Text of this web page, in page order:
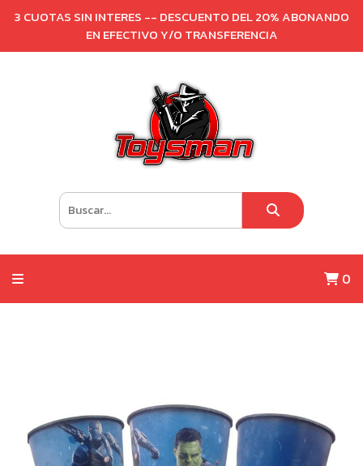
3 CUOTAS SIN INTERES -- DESCUENTO DEL 20% ABONANDO
EN EFECTIVO Y/O TRANSFERENCIA
0